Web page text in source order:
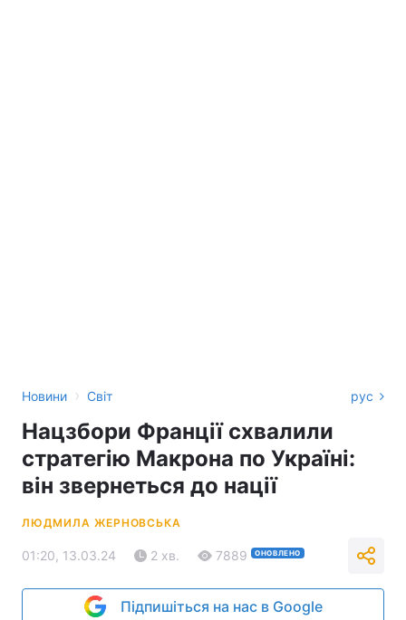
Новини › Світ рус
Нацзбори Франції схвалили
стратегію Макрона по Україні:
він звернеться до нації
ЛЮДМИЛА ЖЕРНОВСЬКА
01:20, 13.03.24 2 хв. 7889 ОНОВЛЕНО
Підпишіться на нас в Google